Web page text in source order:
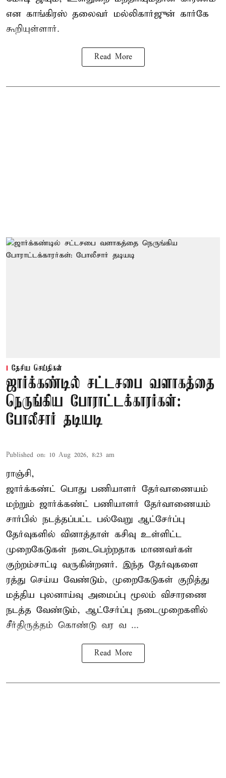
என காங்கிரஸ் தலைவர் மல்லிகார்ஜுன் கார்கே
கூறியுள்ளார்.
Read More
தேசிய செய்திகள்
ஜார்க்கண்டில் சட்டசபை வளாகத்தை
நெருங்கிய போராட்டக்காரர்கள்:
போலீசார் தடியடி
Published on: 10 Aug 2026, 8:23 am
ராஞ்சி,
ஜார்க்கண்ட் பொது பணியாளர் தேர்வாணையம்
மற்றும் ஜார்க்கண்ட் பணியாளர் தேர்வாணையம்
சார்பில் நடத்தப்பட்ட பல்வேறு ஆட்சேர்ப்பு
தேர்வுகளில் வினாத்தாள் கசிவு உள்ளிட்ட
முறைகேடுகள் நடைபெற்றதாக மாணவர்கள்
குற்றம்சாட்டி வருகின்றனர். இந்த தேர்வுகளை
ரத்து செய்ய வேண்டும், முறைகேடுகள் குறித்து
மத்திய புலனாய்வு அமைப்பு மூலம் விசாரணை
நடத்த வேண்டும், ஆட்சேர்ப்பு நடைமுறைகளில்
சீர்திருத்தம் கொண்டு வர வ ...
Read More